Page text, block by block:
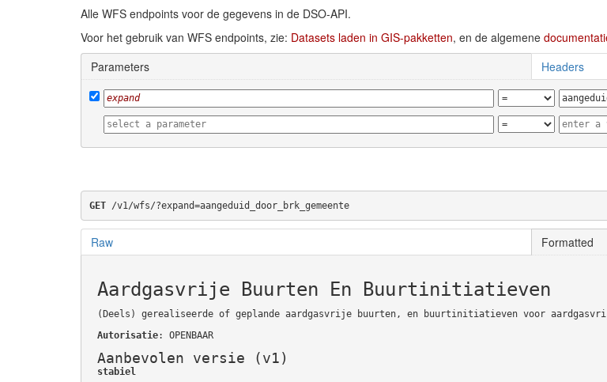
Alle WFS endpoints voor de gegevens in de DSO-API.
Voor het gebruik van WFS endpoints, zie: Datasets laden in GIS-pakketten, en de algemene
Parameters
Headers
GET /v1/wfs/?expand=aangeduid_door_brk_gemeente
Raw Formatted
Aardgasvrije Buurten En Buurtinitiatieven
(Deels) gerealiseerde of geplande aardgasvrije buurten, en buurtinitiatieven voor
Autorisatie: OPENBAAR
Aanbevolen versie (v1)
stabiel